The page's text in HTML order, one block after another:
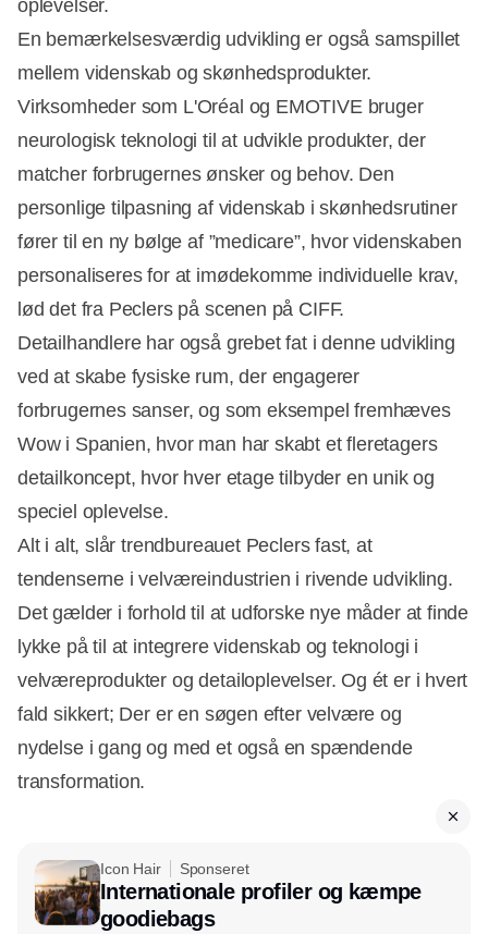
oplevelser.
En bemærkelsesværdig udvikling er også samspillet
mellem videnskab og skønhedsprodukter.
Virksomheder som L'Oréal og EMOTIVE bruger
neurologisk teknologi til at udvikle produkter, der
matcher forbrugernes ønsker og behov. Den
personlige tilpasning af videnskab i skønhedsrutiner
fører til en ny bølge af ”medicare”, hvor videnskaben
personaliseres for at imødekomme individuelle krav,
lød det fra Peclers på scenen på CIFF.
Detailhandlere har også grebet fat i denne udvikling
ved at skabe fysiske rum, der engagerer
forbrugernes sanser, og som eksempel fremhæves
Wow i Spanien, hvor man har skabt et fleretagers
detailkoncept, hvor hver etage tilbyder en unik og
speciel oplevelse.
Alt i alt, slår trendbureauet Peclers fast, at
tendenserne i velværeindustrien i rivende udvikling.
Det gælder i forhold til at udforske nye måder at finde
lykke på til at integrere videnskab og teknologi i
velværeprodukter og detailoplevelser. Og ét er i hvert
fald sikkert; Der er en søgen efter velvære og
nydelse i gang og med et også en spændende
transformation.
Icon Hair Sponseret
Internationale profiler og kæmpe
goodiebags